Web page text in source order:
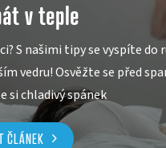
v teple
S našimi tipy se vyspíte do
vedru! Osvěžte se před
si chladivý spánek
ČLÁNEK